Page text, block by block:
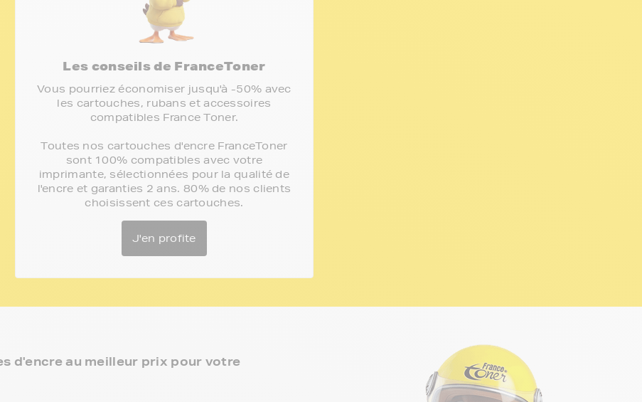
Les conseils de FranceToner
Vous pourriez économiser jusqu'à -50% avec
les cartouches, rubans et accessoires
compatibles France Toner.
Toutes nos cartouches d'encre FranceToner
sont 100% compatibles avec votre
imprimante, sélectionnées pour la qualité de
l'encre et garanties 2 ans. 80% de nos clients
choisissent ces cartouches.
J'en profite
d'encre au meilleur prix pour votre